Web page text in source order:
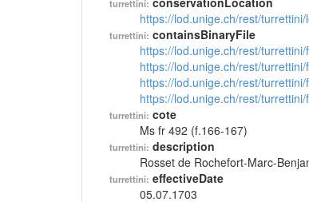
turrettini:
https://lod.unige.ch/rest/
turrettini: containsBinaryFile
https://lod.unige.ch/rest/
https://lod.unige.ch/rest/
https://lod.unige.ch/rest/
https://lod.unige.ch/rest/
turrettini: cote
Ms fr 492 (f.166-167)
turrettini: description
Rosset de Rochefort-Marc-
turrettini: effectiveDate
05.07.1703